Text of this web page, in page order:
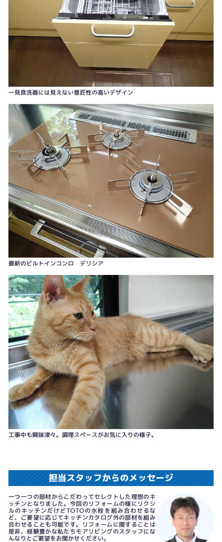
一見食洗器には見えない意匠性の高いデザイン
最新のビルトインコンロ デリシア
工事中も興味津々。調理スペースがお気に入りの様子。
担当スタッフからのメッセージ
一つ一つの部材からこだわってセレクトした理想のキ
ッチンとなりました。今回のリフォームの様にリクシ
ルのキッチンだけどTOTOの水栓を組み合わせるな
ど、ご要望に応じてキッチンカタログ外の部材を組み
合わせることも可能です。リフォームに関することは
是非、経験豊かな私たちモアリビングのスタッフにな
んなりとご要望をお聞かせください。